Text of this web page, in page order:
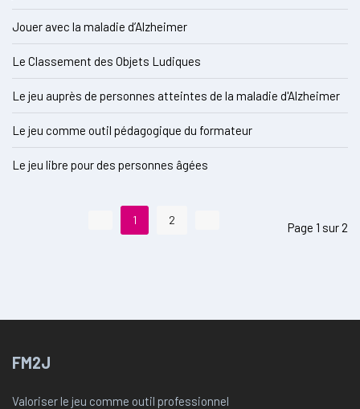
Jouer avec la maladie d’Alzheimer
Le Classement des Objets Ludiques
Le jeu auprès de personnes atteintes de la maladie d'Alzheimer
Le jeu comme outil pédagogique du formateur
Le jeu libre pour des personnes âgées
Page 1 sur 2
1 2
FM2J
Valoriser le jeu comme outil professionnel